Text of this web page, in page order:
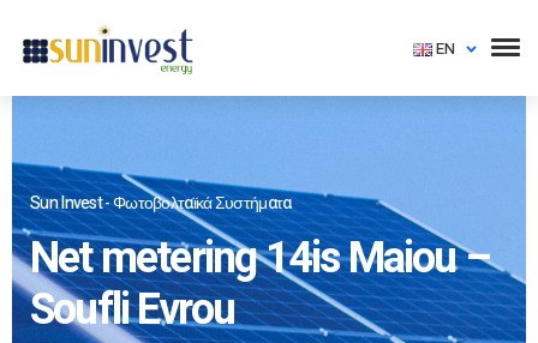
EN
Sun Invest - Φωτοβολταϊκά Συστήματα
Net metering 14is Maiou –
Soufli Evrou